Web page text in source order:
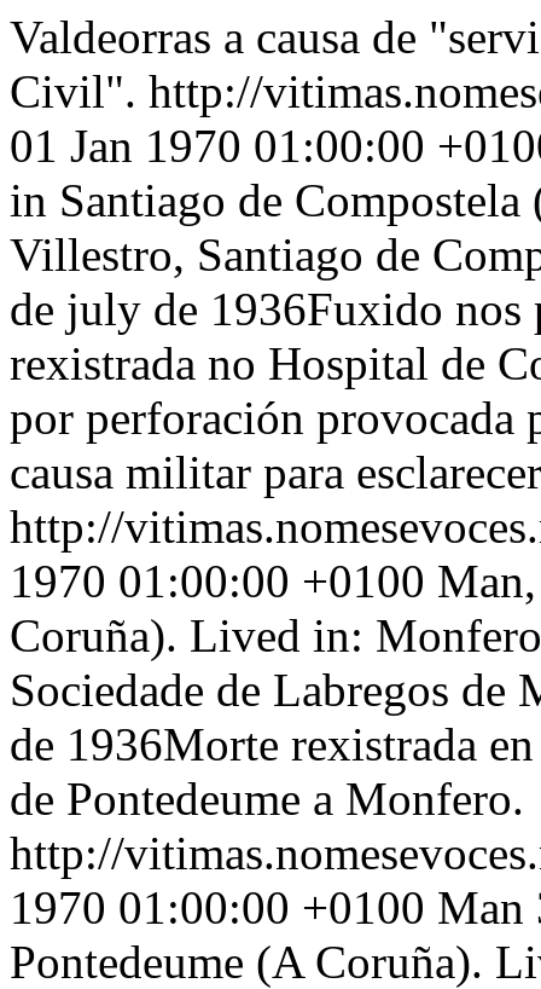
Valdeorras a causa de
Civil". http://
01 Jan 1970 01:00:00
in Santiago de
Villestro, Santiago de
de july de 1936Fuxido nos
rexistrada no Hospital de
por perforación provocada
causa militar para
http://
1970 01:00:00 +0100
Coruña). Lived in:
Sociedade de Labregos
de 1936Morte rexistrada
de Pontedeume a Monfero.
http://
1970 01:00:00 +0100 Man
Pontedeume (A Coruña).